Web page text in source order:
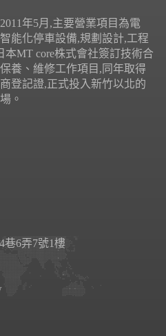
年5月,主要營業項目為電
能化停車設備,規劃設計,工程
本MT core株式會社簽訂技術合
養、維修工作項目,同年取得
登記證,正式投入新竹以北的
。
巷6弄7號1樓